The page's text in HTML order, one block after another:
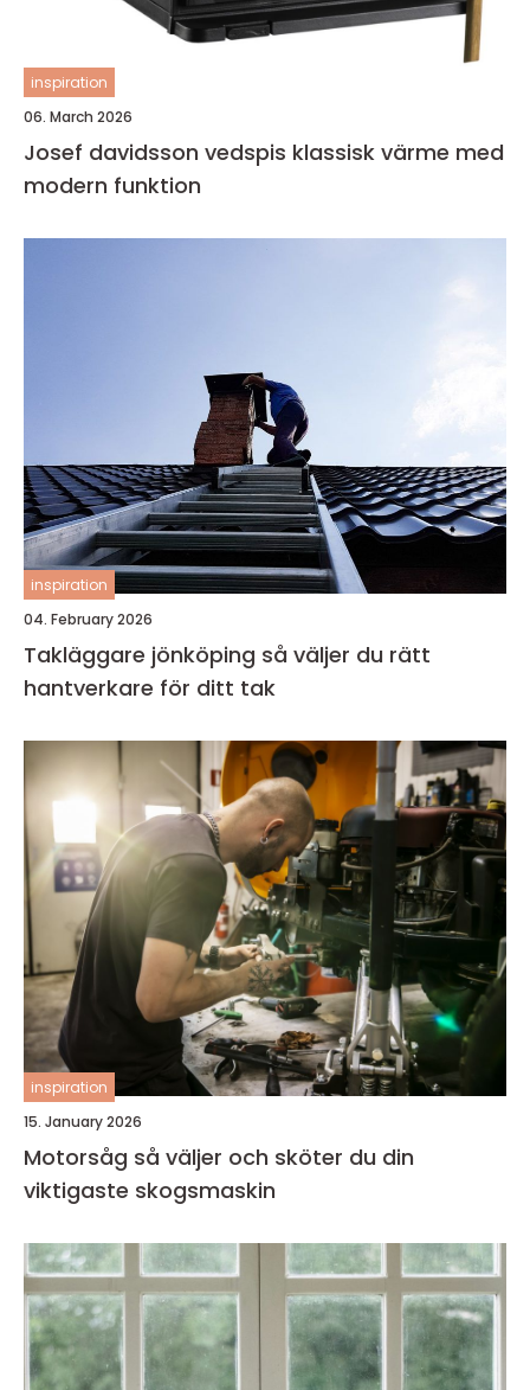
inspiration
06. March 2026
Josef davidsson vedspis klassisk värme med
modern funktion
inspiration
04. February 2026
Takläggare jönköping så väljer du rätt
hantverkare för ditt tak
inspiration
15. January 2026
Motorsåg så väljer och sköter du din
viktigaste skogsmaskin